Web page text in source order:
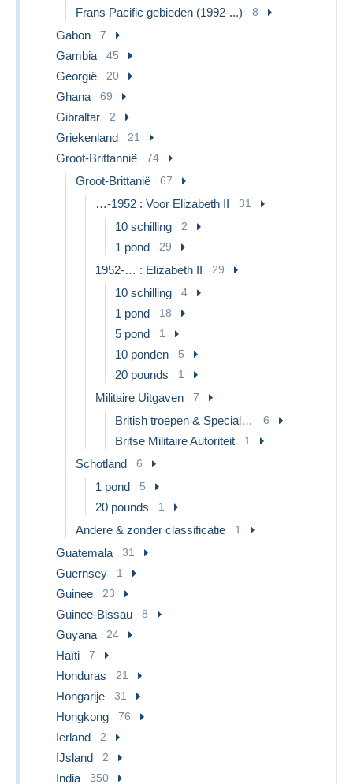
Frans Pacific gebieden (1992-...) 8
Gabon 7
Gambia 45
Georgië 20
Ghana 69
Gibraltar 2
Griekenland 21
Groot-Brittannië 74
Groot-Brittanië 67
…-1952 : Voor Elizabeth II 31
10 schilling 2
1 pond 29
1952-… : Elizabeth II 29
10 schilling 4
1 pond 18
5 pond 1
10 ponden 5
20 pounds 1
Militaire Uitgaven 7
British troepen & Speciale documenten 6
Britse Militaire Autoriteit 1
Schotland 6
1 pond 5
20 pounds 1
Andere & zonder classificatie 1
Guatemala 31
Guernsey 1
Guinee 23
Guinee-Bissau 8
Guyana 24
Haïti 7
Honduras 21
Hongarije 31
Hongkong 76
Ierland 2
IJsland 2
India 350